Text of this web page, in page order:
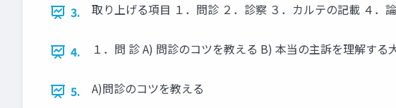
3. 取り上げる項目 １．問診 ２．診察 ３．カルテの記載 ４．
4. １．問 診 A) 問診のコツを教える B) 本当の主訴を理解す
5. A)問診のコツを教える